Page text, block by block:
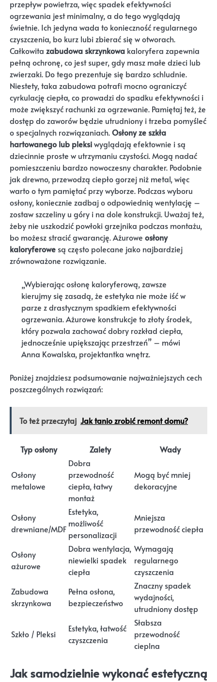
przepływ powietrza, więc spadek efektywności
ogrzewania jest minimalny, a do tego wyglądają
świetnie. Ich jedyna wada to konieczność regularnego
czyszczenia, bo kurz lubi zbierać się w otworach.
Całkowita zabudowa skrzynkowa kaloryfera zapewnia
pełną ochronę, co jest super, gdy masz małe dzieci lub
zwierzaki. Do tego prezentuje się bardzo schludnie.
Niestety, taka zabudowa potrafi mocno ograniczyć
cyrkulację ciepła, co prowadzi do spadku efektywności i
może zwiększyć rachunki za ogrzewanie. Pamiętaj też, że
dostęp do zaworów będzie utrudniony i trzeba pomyśleć
o specjalnych rozwiązaniach.Osłony ze szkła
hartowanego lub pleksiwyglądają efektownie i są
dziecinnie proste w utrzymaniu czystości. Mogą nadać
pomieszczeniu bardzo nowoczesny charakter. Podobnie
jak drewno, przewodzą ciepło gorzej niż metal, więc
warto o tym pamiętać przy wyborze. Podczas wyboru
osłony, koniecznie zadbaj o odpowiednią wentylację –
zostaw szczeliny u góry i na dole konstrukcji. Uważaj też,
żeby nie uszkodzić powłoki grzejnika podczas montażu,
bo możesz stracić gwarancję. Ażurowe osłony
kaloryferowe są często polecane jako najbardziej
zrównoważone rozwiązanie.
„Wybierając osłonę kaloryferową, zawsze
kierujmy się zasadą, że estetyka nie może iść w
parze z drastycznym spadkiem efektywności
ogrzewania. Ażurowe konstrukcje to złoty środek,
który pozwala zachować dobry rozkład ciepła,
jednocześnie upiększając przestrzeń” – mówi
Anna Kowalska, projektantka wnętrz.
Poniżej znajdziesz podsumowanie najważniejszych cech
poszczególnych rozwiązań:
To też przeczytaj Jak tanio zrobić remont domu?
Typ osłony Zalety Wady
Osłony
metalowe
Dobra
przewodność
ciepła, łatwy
montaż
Mogą być mniej
dekoracyjne
Osłony
drewniane/MDF
Estetyka,
możliwość
personalizacji
Mniejsza
przewodność ciepła
Osłony
ażurowe
Dobra wentylacja,
niewielki spadek
ciepła
Wymagają
regularnego
czyszczenia
Zabudowa
skrzynkowa
Pełna osłona,
bezpieczeństwo
Znaczny spadek
wydajności,
utrudniony dostęp
Szkło / Pleksi
Estetyka, łatwość
czyszczenia
Słabsza
przewodność
cieplna
Jak samodzielnie wykonać estetyczną